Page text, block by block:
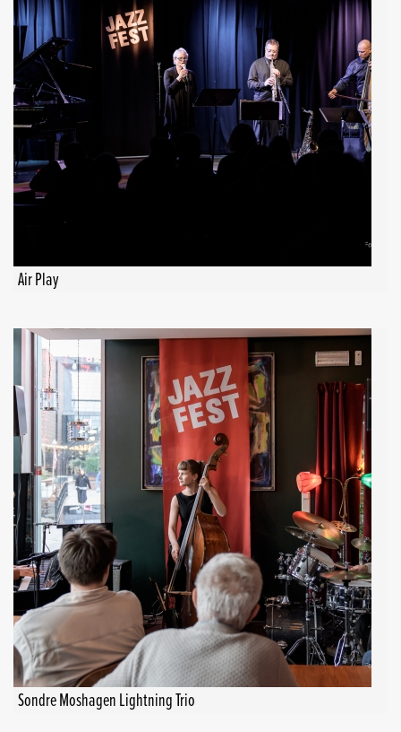
Air Play
Sondre Moshagen Lightning Trio